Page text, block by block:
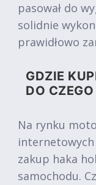
pasował do
solidnie
prawidłowo
GDZIE
DO
Na rynku
zakup haka
samochodu.